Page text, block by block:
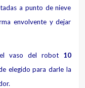
a punto de nieve
envolvente y dejar
vaso del robot 10
elegido para darle la